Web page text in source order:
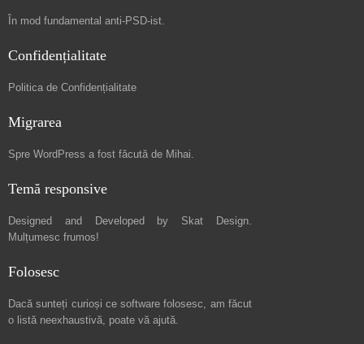
În mod fundamental anti-PSD-ist.
Confidențialitate
Politica de Confidențialitate
Migrarea
Spre WordPress a fost făcută de Mihai.
Temă responsive
Designed and Developed by Skat Design.
Mulțumesc frumos!
Folosesc
Dacă sunteți curioși ce software folosesc, am făcut
o listă neexhaustivă, poate vă ajută.